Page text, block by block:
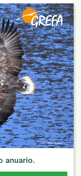
anuario.